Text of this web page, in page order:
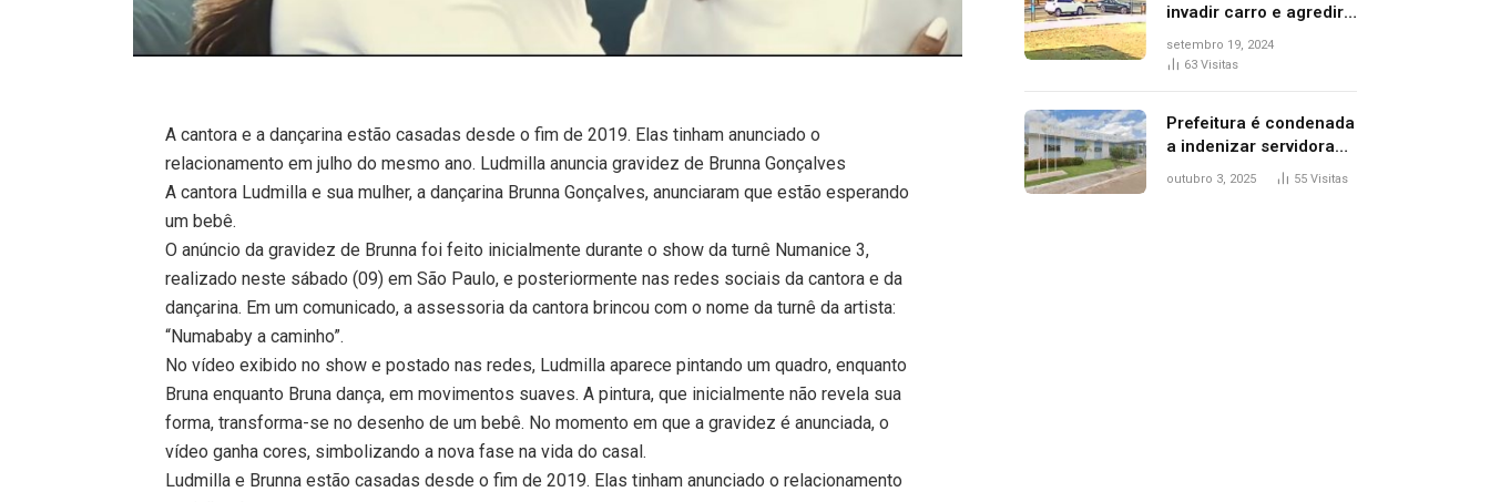
A cantora e a dançarina estão casadas desde o fim de 2019. Elas tinham anunciado o
relacionamento em julho do mesmo ano. Ludmilla anuncia gravidez de Brunna Gonçalves
A cantora Ludmilla e sua mulher, a dançarina Brunna Gonçalves, anunciaram que estão esperando
um bebê.
O anúncio da gravidez de Brunna foi feito inicialmente durante o show da turnê Numanice 3,
realizado neste sábado (09) em São Paulo, e posteriormente nas redes sociais da cantora e da
dançarina. Em um comunicado, a assessoria da cantora brincou com o nome da turnê da artista:
“Numababy a caminho”.
No vídeo exibido no show e postado nas redes, Ludmilla aparece pintando um quadro, enquanto
Bruna enquanto Bruna dança, em movimentos suaves. A pintura, que inicialmente não revela sua
forma, transforma-se no desenho de um bebê. No momento em que a gravidez é anunciada, o
vídeo ganha cores, simbolizando a nova fase na vida do casal.
Ludmilla e Brunna estão casadas desde o fim de 2019. Elas tinham anunciado o relacionamento
invadir carro e agredir
delegado aposentado
durante confusão no
setembro 19, 2024
63 Visitas
Prefeitura é condenada
a indenizar servidora
temporária demitida
outubro 3, 2025 55 Visitas